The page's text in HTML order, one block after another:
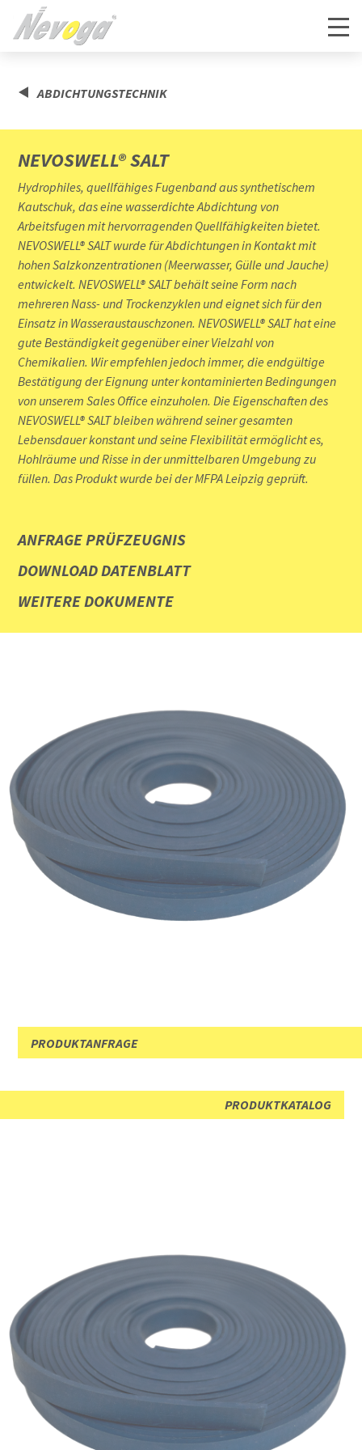
ABDICHTUNGSTECHNIK
NEVOSWELL® SALT
Hydrophiles, quellfähiges Fugenband aus synthetischem
Kautschuk, das eine wasserdichte Abdichtung von
Arbeitsfugen mit hervorragenden Quellfähigkeiten bietet.
NEVOSWELL® SALT wurde für Abdichtungen in Kontakt mit
hohen Salzkonzentrationen (Meerwasser, Gülle und Jauche)
entwickelt. NEVOSWELL® SALT behält seine Form nach
mehreren Nass- und Trockenzyklen und eignet sich für den
Einsatz in Wasseraustauschzonen. NEVOSWELL® SALT hat eine
gute Beständigkeit gegenüber einer Vielzahl von
Chemikalien. Wir empfehlen jedoch immer, die endgültige
Bestätigung der Eignung unter kontaminierten Bedingungen
von unserem Sales Office einzuholen. Die Eigenschaften des
NEVOSWELL® SALT bleiben während seiner gesamten
Lebensdauer konstant und seine Flexibilität ermöglicht es,
Hohlräume und Risse in der unmittelbaren Umgebung zu
füllen. Das Produkt wurde bei der MFPA Leipzig geprüft.
ANFRAGE PRÜFZEUGNIS
DOWNLOAD DATENBLATT
WEITERE DOKUMENTE
PRODUKTANFRAGE
PRODUKTKATALOG